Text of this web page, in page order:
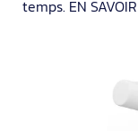
temps. EN